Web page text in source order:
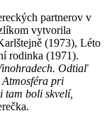
partnerov v
vytvorila
(1973), Léto
rodinka (1971).
Odtiaľ
pri
tam boli skvelí,